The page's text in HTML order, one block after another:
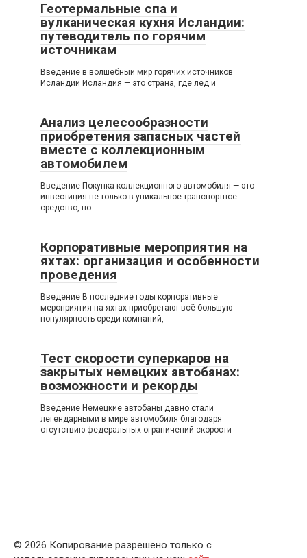
Геотермальные спа и
вулканическая кухня Исландии:
путеводитель по горячим
источникам
Введение в волшебный мир горячих источников
Исландии Исландия — это страна, где лед и
Анализ целесообразности
приобретения запасных частей
вместе с коллекционным
автомобилем
Введение Покупка коллекционного автомобиля — это
инвестиция не только в уникальное транспортное
средство, но
Корпоративные мероприятия на
яхтах: организация и особенности
проведения
Введение В последние годы корпоративные
мероприятия на яхтах приобретают всё большую
популярность среди компаний,
Тест скорости суперкаров на
закрытых немецких автобанах:
возможности и рекорды
Введение Немецкие автобаны давно стали
легендарными в мире автомобиля благодаря
отсутствию федеральных ограничений скорости
© 2026 Копирование разрешено только с